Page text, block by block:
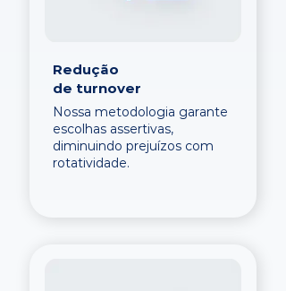
Redução
de turnover
Nossa metodologia garante
escolhas assertivas,
diminuindo prejuízos com
rotatividade.